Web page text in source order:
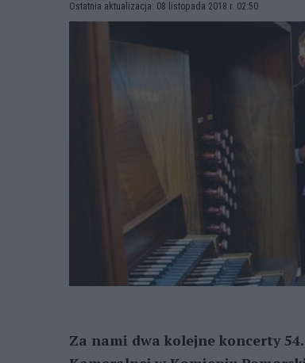
Ostatnia aktualizacja: 08 listopada 2018 r. 02:50
Za nami dwa kolejne koncerty